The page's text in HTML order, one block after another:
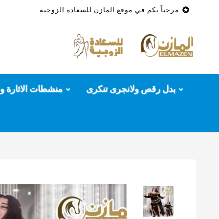
 مرحباً بكم في موقع المازن للسعادة الزوجية
بدل رقص ولانجرى تنكرى منشطات الاثارة